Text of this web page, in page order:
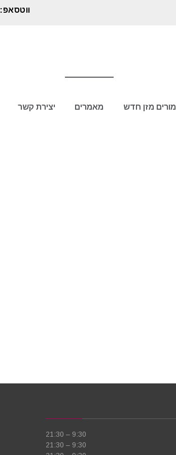
ווטסאפ:
מורים מזן חדש מאמרים יצירת קשר
9:30 – 21:30
9:30 – 21:30